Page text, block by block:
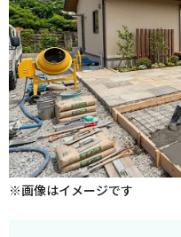
※画像はイメージです